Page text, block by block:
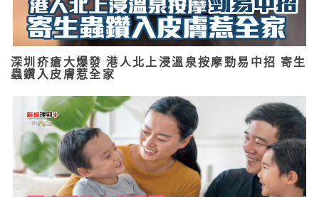
深圳疥瘡大爆發 港人北上浸溫泉按摩勁易中招 寄生
蟲鑽入皮膚惹全家